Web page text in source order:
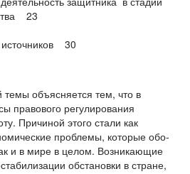
23
источников 30
темы объясняется тем, что в
правового регулирования
Причиной этого стали как
проблемы, которые обо-
и в мире в целом. Возникающие
обстановки в стране,